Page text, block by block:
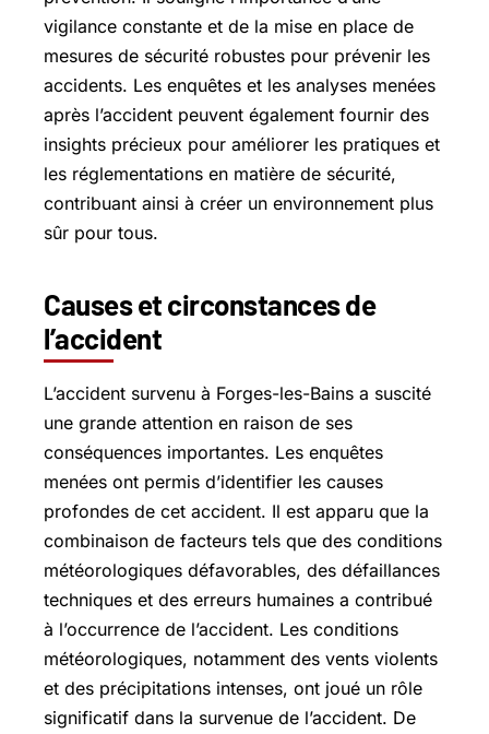
vigilance constante et de la mise en place de
mesures de sécurité robustes pour prévenir les
accidents. Les enquêtes et les analyses menées
après l’accident peuvent également fournir des
insights précieux pour améliorer les pratiques et
les réglementations en matière de sécurité,
contribuant ainsi à créer un environnement plus
sûr pour tous.
Causes et circonstances de
l’accident
L’accident survenu à Forges-les-Bains a suscité
une grande attention en raison de ses
conséquences importantes. Les enquêtes
menées ont permis d’identifier les causes
profondes de cet accident. Il est apparu que la
combinaison de facteurs tels que des conditions
météorologiques défavorables, des défaillances
techniques et des erreurs humaines a contribué
à l’occurrence de l’accident. Les conditions
météorologiques, notamment des vents violents
et des précipitations intenses, ont joué un rôle
significatif dans la survenue de l’accident. De